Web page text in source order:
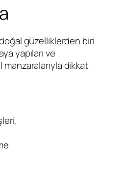
güzelliklerden biri
yapıları ve
dikkat